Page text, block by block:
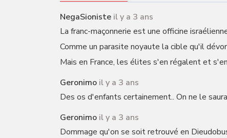
NegaSioniste il y a 3 ans
La franc-maçonnerie est une officine
Comme un parasite noyaute la cible qu'il
Mais en France, les élites s'en régalent et
Geronimo il y a 3 ans
Des os d'enfants certainement.. On ne le
Geronimo il y a 3 ans
Dommage qu'on se soit retrouvé en